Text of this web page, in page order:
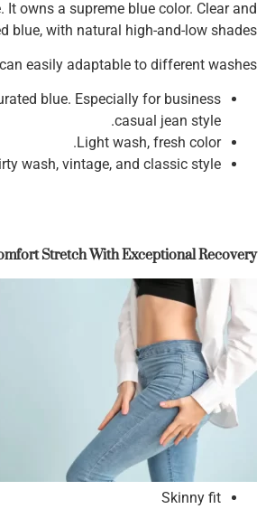
It owns a supreme blue color. Clear and
blue, with natural high-and-low shades.
easily adaptable to different washes:
blue. Especially for business
casual jean style.
Light wash, fresh color.
wash, vintage, and classic style.
Stretch With Exceptional Recovery
Skinny fit